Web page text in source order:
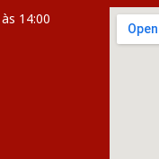
14:00